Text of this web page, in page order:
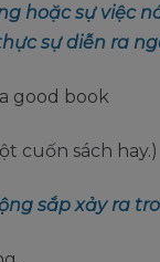
hoặc sự việc
sự diễn ra
good book
cuốn sách hay.)
sắp xảy ra